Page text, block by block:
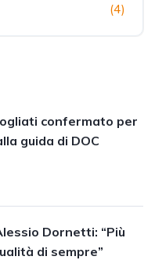
(4)
confermato per
guida di DOC
Dornetti: “Più
di sempre”